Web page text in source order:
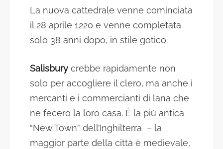
La nuova cattedrale venne cominciata
il 28 aprile 1220 e venne completata
solo 38 anni dopo, in stile gotico.
Salisburycrebbe rapidamente non
solo per accogliere il clero, ma anche i
mercanti e i commercianti di lana che
ne fecero la loro casa. È la più antica
“New Town” dell’Inghilterra – la
maggior parte della città è medievale,